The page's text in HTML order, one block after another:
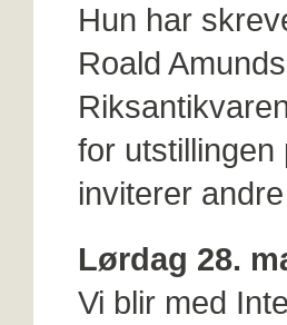
Hun har
Roald
for utstillingen
inviterer
Lørdag 28.
Vi blir med